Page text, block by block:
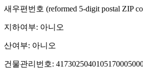
새우편번호 (reformed 5-digit postal ZIP
지하여부: 아니오
산여부: 아니오
건물관리번호: